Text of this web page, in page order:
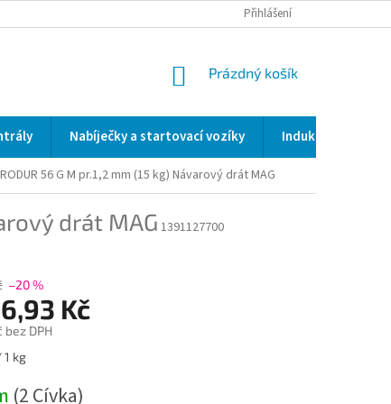
OBCHODU SERVIS / KALIBRACE / VALIDACE/ WELDSCANNER S3
Přihlášení
NÁKUPNÍ
Prázdný košík
Nabíječky a startovací vozíky Indukční a
56 G M pr.1,2 mm (15 kg) Návarový drát MAG
drát MAG1391127700
–20 %
Kč
bez DPH
kg
(2 Cívka)